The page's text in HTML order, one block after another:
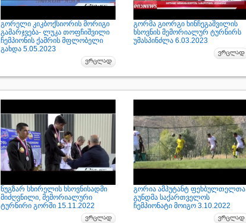
გორელი კიკბოქსიორის მორიგი
გამარჯვება- ლუკა თოფჩიშვილი
ჩემპიონის ქამრის მფლობელი
გახდა 5.05.2023
გორმა გიორგი ხინჩეგაშვილის
ხსოვნის მემორიალურ ტურნირს
უმასპინძლა 6.03.2023
ნუგზარ სხირელის ხსოვნისადმი
მიძღვნილი, მემორიალური
ტურნირი გორში 15.11.2022
გორია ამპუტანტ ფეხბულთელთა
გუნდმა საქართველოს
ჩემპიონატი მოიგო 3.10.2022